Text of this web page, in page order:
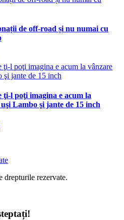
de off-road și nu numai cu
l poţi imagina e acum la
Lambo şi jante de 15 inch
rezervate.